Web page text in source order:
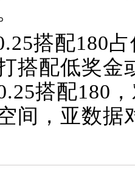
搭配180
搭配低奖金
搭配180
间，亚数